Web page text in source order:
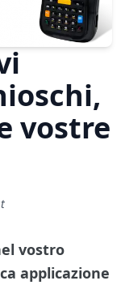
vostre
vostro
applicazione